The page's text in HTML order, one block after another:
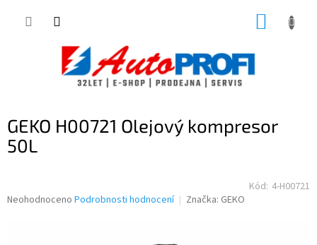
GEKO H00721 Olejový kompresor
50L
Kód: 4-H00721
Průměrné
Neohodnoceno Podrobnosti hodnocení Značka: GEKO